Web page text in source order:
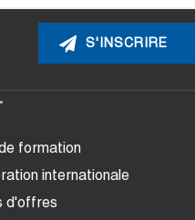
formation
internationale
d'offres